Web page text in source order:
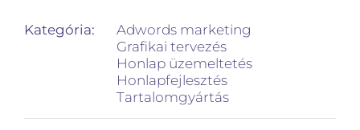
Kategória:
Adwords marketing
Grafikai tervezés
Honlap üzemeltetés
Honlapfejlesztés
Tartalomgyártás